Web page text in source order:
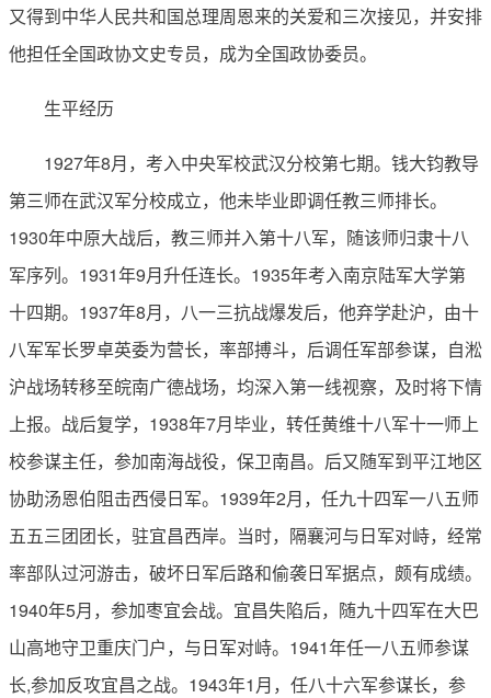
又得到中华人民共和国总理周恩来的关爱和三次接见，并安排
他担任全国政协文史专员，成为全国政协委员。
生平经历
1927年8月，考入中央军校武汉分校第七期。钱大钧教导
第三师在武汉军分校成立，他未毕业即调任教三师排长。
1930年中原大战后，教三师并入第十八军，随该师归隶十八
军序列。1931年9月升任连长。1935年考入南京陆军大学第
十四期。1937年8月，八一三抗战爆发后，他弃学赴沪，由十
八军军长罗卓英委为营长，率部搏斗，后调任军部参谋，自淞
沪战场转移至皖南广德战场，均深入第一线视察，及时将下情
上报。战后复学，1938年7月毕业，转任黄维十八军十一师上
校参谋主任，参加南海战役，保卫南昌。后又随军到平江地区
协助汤恩伯阻击西侵日军。1939年2月，任九十四军一八五师
五五三团团长，驻宜昌西岸。当时，隔襄河与日军对峙，经常
率部队过河游击，破坏日军后路和偷袭日军据点，颇有成绩。
1940年5月，参加枣宜会战。宜昌失陷后，随九十四军在大巴
山高地守卫重庆门户，与日军对峙。1941年任一八五师参谋
长,参加反攻宜昌之战。1943年1月，任八十六军参谋长，参